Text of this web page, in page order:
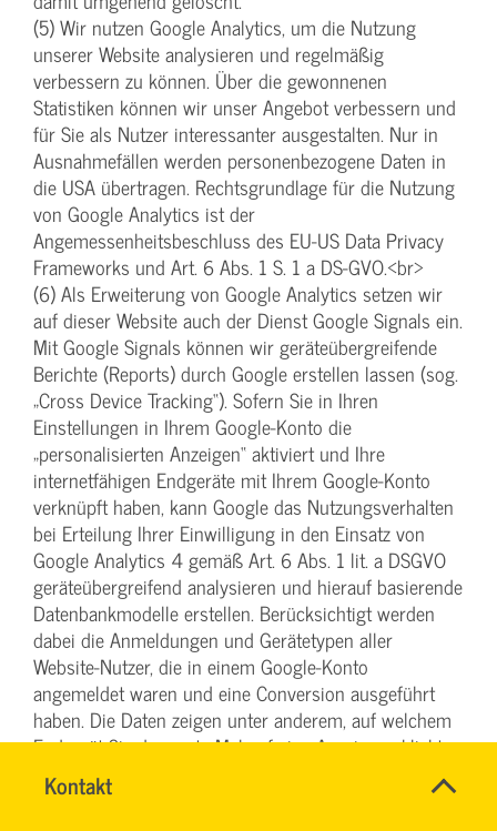
Kontakt
TEAM
Name*
(5) Wir nutzen Google Analytics, um die Nutzung
unserer Website analysieren und regelmäßig
verbessern zu können. Über die gewonnenen
Statistiken können wir unser Angebot verbessern und
für Sie als Nutzer interessanter ausgestalten. Nur in
Ausnahmefällen werden personenbezogene Daten in
die USA übertragen. Rechtsgrundlage für die Nutzung
von Google Analytics ist der
Angemessenheitsbeschluss des EU-US Data Privacy
Frameworks und Art. 6 Abs. 1 S. 1 a DS-GVO.<br>
(6) Als Erweiterung von Google Analytics setzen wir
auf dieser Website auch der Dienst Google Signals ein.
Mit Google Signals können wir geräteübergreifende
Berichte (Reports) durch Google erstellen lassen (sog.
„Cross Device Tracking“). Sofern Sie in Ihren
Einstellungen in Ihrem Google-Konto die
„personalisierten Anzeigen“ aktiviert und Ihre
internetfähigen Endgeräte mit Ihrem Google-Konto
verknüpft haben, kann Google das Nutzungsverhalten
bei Erteilung Ihrer Einwilligung in den Einsatz von
Google Analytics 4 gemäß Art. 6 Abs. 1 lit. a DSGVO
geräteübergreifend analysieren und hierauf basierende
Datenbankmodelle erstellen. Berücksichtigt werden
dabei die Anmeldungen und Gerätetypen aller
Website-Nutzer, die in einem Google-Konto
angemeldet waren und eine Conversion ausgeführt
haben. Die Daten zeigen unter anderem, auf welchem
Endgerät Sie das erste Mal auf eine Anzeige geklickt
haben und auf welchem Endgerät die diesbezügliche
Conversion erfolgt ist. Wir erhalten im Falle der